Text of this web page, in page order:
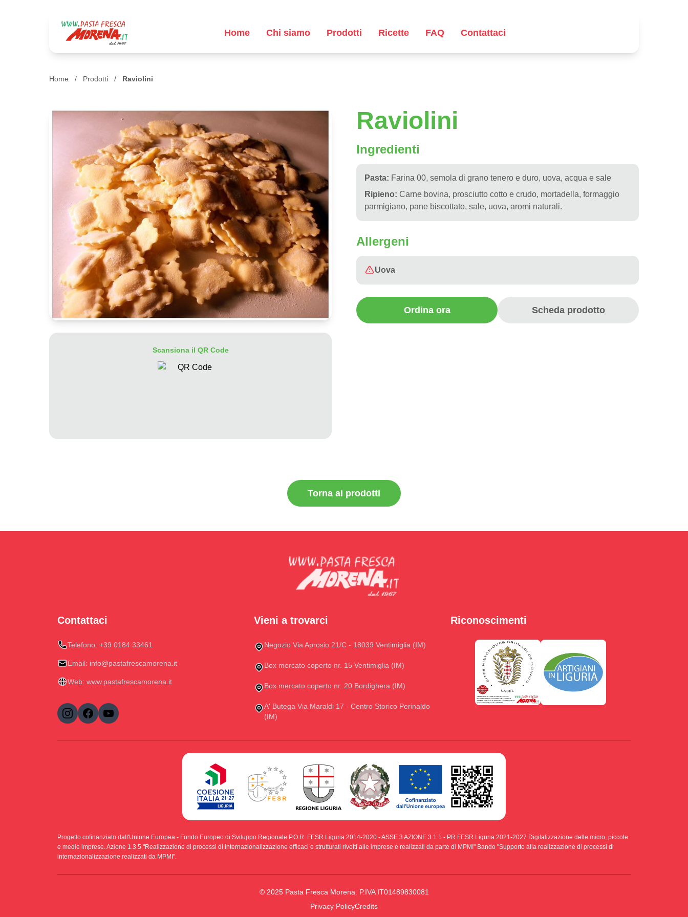
Home Chi siamo Prodotti Ricette FAQ Contattaci
Home / Prodotti / Raviolini
Scansiona il QR Code
Raviolini
Ingredienti
Pasta: Farina 00, semola di grano tenero e duro, uova, acqua e sale
Ripieno: Carne bovina, prosciutto cotto e crudo, mortadella, formaggio
parmigiano, pane biscottato, sale, uova, aromi naturali.
Allergeni
Uova
Ordina ora Scheda prodotto
Torna ai prodotti
Contattaci
Telefono: +39 0184 33461
Email: info@pastafrescamorena.it
Web: www.pastafrescamorena.it
Vieni a trovarci
Negozio Via Aprosio 21/C - 18039 Ventimiglia (IM)
Box mercato coperto nr. 15 Ventimiglia (IM)
Box mercato coperto nr. 20 Bordighera (IM)
A' Butega Via Maraldi 17 - Centro Storico Perinaldo
(IM)
Riconoscimenti
Progetto cofinanziato dall'Unione Europea - Fondo Europeo di Sviluppo Regionale P.O.R. FESR Liguria 2014-2020 - ASSE 3 AZIONE 3.1.1 - PR FESR Liguria 2021-2027 Digitalizzazione delle micro, piccole
e medie imprese. Azione 1.3.5 "Realizzazione di processi di internazionalizzazione efficaci e strutturati rivolti alle imprese e realizzati da parte di MPMI" Bando "Supporto alla realizzazione di processi di
internazionalizzazione realizzati da MPMI".
© 2025 Pasta Fresca Morena. P.IVA IT01489830081
Privacy PolicyCredits